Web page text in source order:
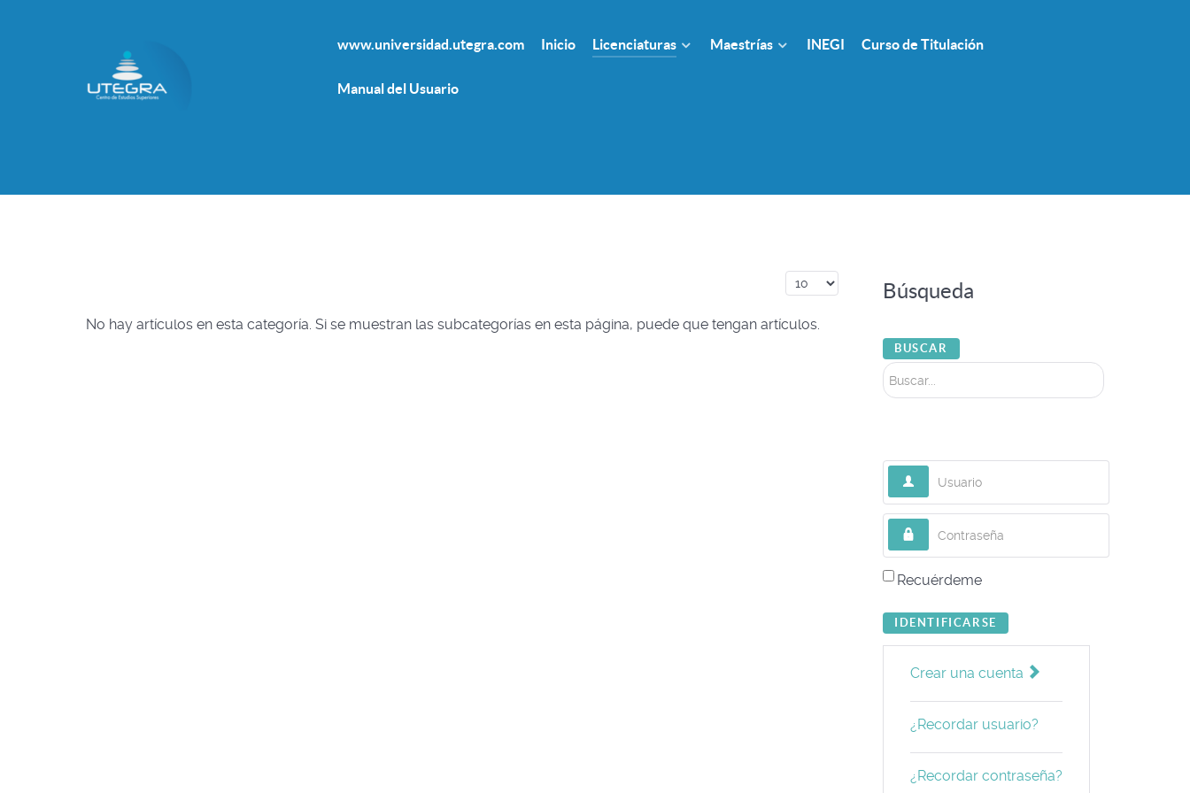
www.universidad.utegra.com Inicio Licenciaturas Maestrías INEGI Curso de Titulación
Manual del Usuario
Cantidad a mostrar
No hay artículos en esta categoría. Si se muestran las subcategorías en esta página, puede que tengan artículos.
Búsqueda
BUSCAR
Contraseña
Recuérdeme
IDENTIFICARSE
Crear una cuenta
¿Recordar usuario?
¿Recordar contraseña?